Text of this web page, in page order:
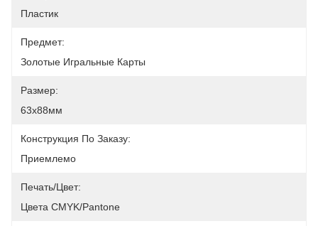
Пластик
Предмет:
Золотые Игральные Карты
Размер:
63x88мм
Конструкция По Заказу:
Приемлемо
Печать/цвет:
Цвета CMYK/Pantone